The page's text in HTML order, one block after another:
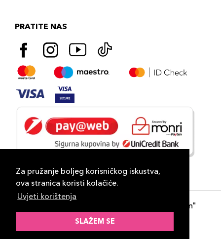
Za pružanje boljeg korisničkog iskustva,
ova stranica koristi kolačiće.
Uvjeti korištenja
SLAŽEM SE
PRATITE NAS
- "DP Lux Distribution"
d.o.o. Banja Luka
ID-S Consulting d.o.o. Sarajevo